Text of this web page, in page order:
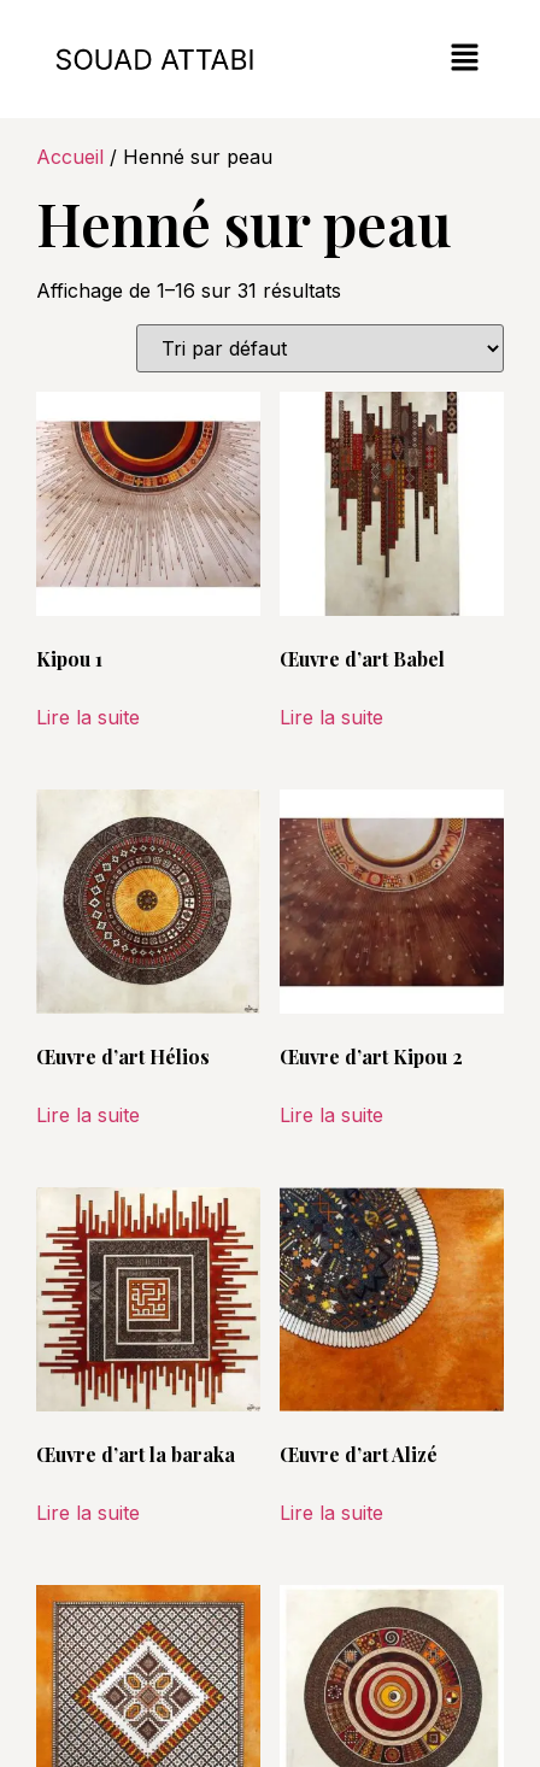
Accueil / Henné sur peau
Henné sur peau
Affichage de 1–16 sur 31 résultats
Kipou 1
Lire la suite
Œuvre d’art Babel
Lire la suite
Œuvre d’art Hélios
Lire la suite
Œuvre d’art Kipou 2
Lire la suite
Œuvre d’art la baraka
Lire la suite
Œuvre d’art Alizé
Lire la suite